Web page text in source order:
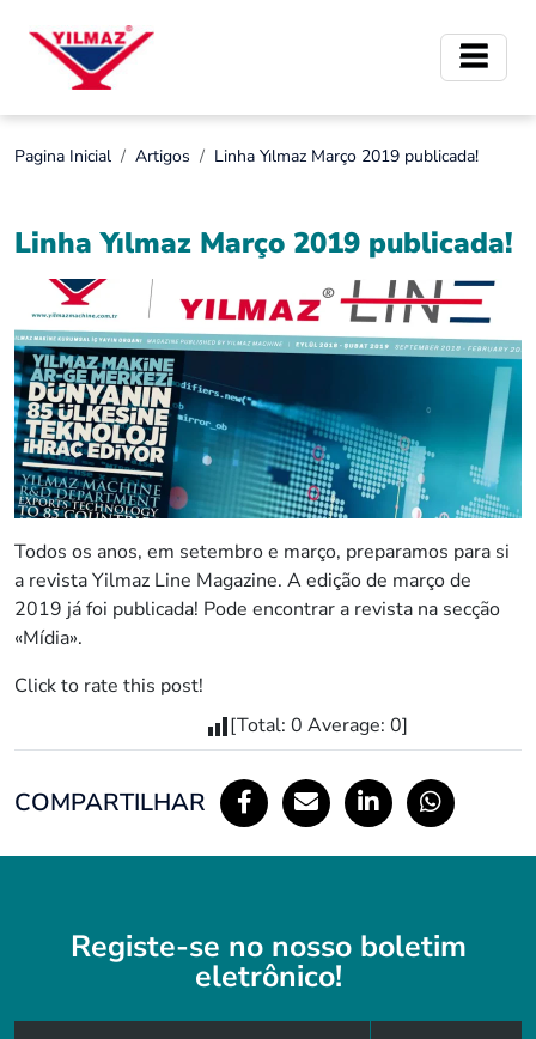
Pagina Inicial Artigos Linha Yılmaz Março 2019 publicada!
Linha Yılmaz Março 2019 publicada!
Todos os anos, em setembro e março, preparamos para si
a revista Yilmaz Line Magazine. A edição de março de
2019 já foi publicada! Pode encontrar a revista na secção
«Mídia».
Click to rate this post!
[Total: 0 Average: 0]
COMPARTILHAR
Registe-se no nosso boletim
eletrônico!